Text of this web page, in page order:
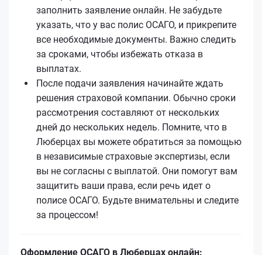
заполнить заявление онлайн. Не забудьте
указать, что у вас полис ОСАГО, и прикрепите
все необходимые документы. Важно следить
за сроками, чтобы избежать отказа в
выплатах.
После подачи заявления начинайте ждать
решения страховой компании. Обычно сроки
рассмотрения составляют от нескольких
дней до нескольких недель. Помните, что в
Люберцах вы можете обратиться за помощью
в независимые страховые экспертизы, если
вы не согласны с выплатой. Они помогут вам
защитить ваши права, если речь идет о
полисе ОСАГО. Будьте внимательны и следите
за процессом!
Оформление ОСАГО в Люберцах онлайн: